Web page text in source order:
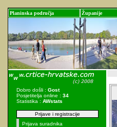
Planinska područja Županije
Dobro došli : Gost
Posjetitelja online : 34
Statistika : AWstats
Prijave i registracije
Prijava suradnika